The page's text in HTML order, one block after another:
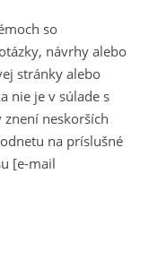
so
návrhy alebo
stránky alebo
nie je v súlade s
neskorších
na príslušné
[e-mail